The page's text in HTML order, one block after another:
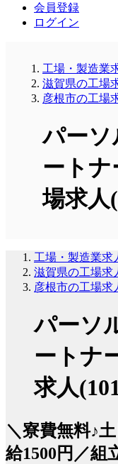
会員登録
ログイン
工場・製造業
滋賀県の工場
彦根市の工場
パー
ート
場求人
工場・製造業求
滋賀県の工場求
彦根市の工場求
パーソ
ートナ
求人
＼寮費無料♪
給1500円／組